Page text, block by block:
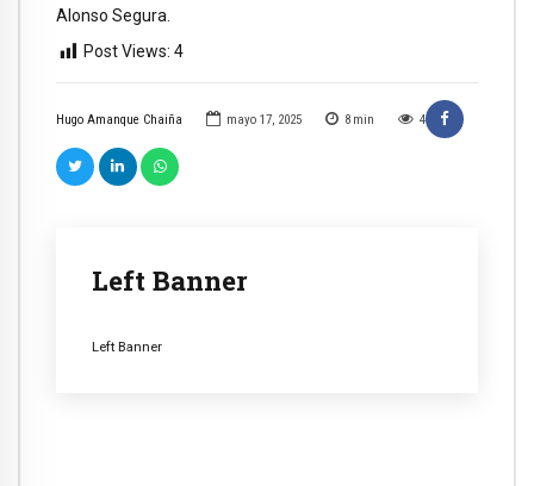
Hugo Amanque Chaiña mayo 17, 2025 8 min 4
Left Banner
Left Banner
Alonso Segura.
Post Views: 4